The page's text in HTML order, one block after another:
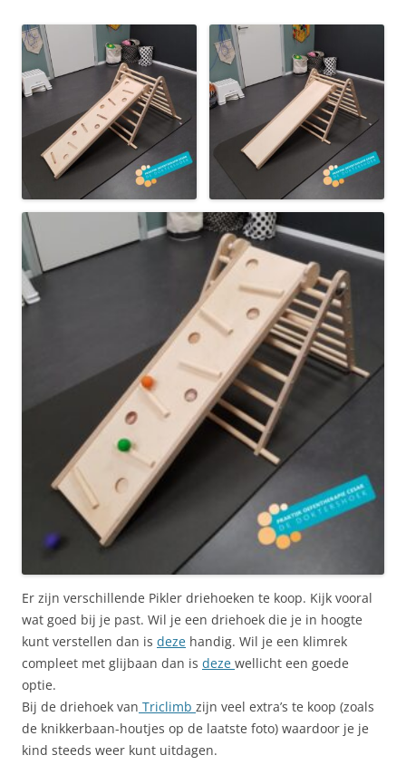
Er zijn verschillende Pikler driehoeken te koop. Kijk vooral
wat goed bij je past. Wil je een driehoek die je in hoogte
kunt verstellen dan is deze handig. Wil je een klimrek
compleet met glijbaan dan is deze wellicht een goede
optie.
Bij de driehoek van Triclimb zijn veel extra’s te koop (zoals
de knikkerbaan-houtjes op de laatste foto) waardoor je je
kind steeds weer kunt uitdagen.